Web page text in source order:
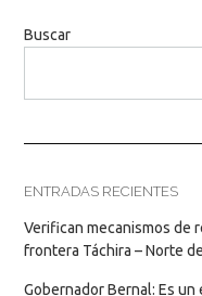
Buscar
ENTRADAS RECIENTES
Verifican mecanismos de
frontera Táchira – Norte
Gobernador Bernal: Es